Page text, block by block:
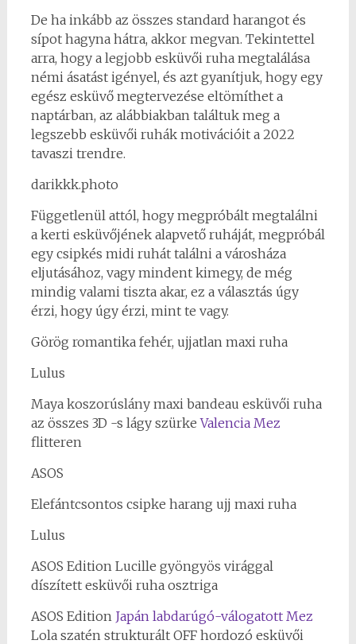
De ha inkább az összes standard harangot és
sípot hagyna hátra, akkor megvan. Tekintettel
arra, hogy a legjobb esküvői ruha megtalálása
némi ásatást igényel, és azt gyanítjuk, hogy egy
egész esküvő megtervezése eltömíthet a
naptárban, az alábbiakban találtuk meg a
legszebb esküvői ruhák motivációit a 2022
tavaszi trendre.
darikkk.photo
Függetlenül attól, hogy megpróbált megtalálni
a kerti esküvőjének alapvető ruháját, megpróbál
egy csipkés midi ruhát találni a városháza
eljutásához, vagy mindent kimegy, de még
mindig valami tiszta akar, ez a választás úgy
érzi, hogy úgy érzi, mint te vagy.
Görög romantika fehér, ujjatlan maxi ruha
Lulus
Maya koszorúslány maxi bandeau esküvői ruha
az összes 3D -s lágy szürkeValencia Mez
flitteren
ASOS
Elefántcsontos csipke harang ujj maxi ruha
Lulus
ASOS Edition Lucille gyöngyös virággal
díszített esküvői ruha osztriga
ASOS Edition Japán labdarúgó-válogatott Mez
Lola szatén strukturált OFF hordozó esküvői